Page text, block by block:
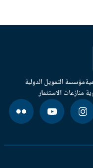
مؤسسة التمويل الدولية
الاستثمار